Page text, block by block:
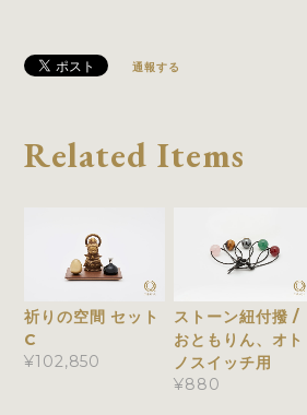
通報する
Related Items
祈りの空間 セット
C
¥102,850
ストーン紐付撥 /
おともりん、オト
ノスイッチ用
¥880